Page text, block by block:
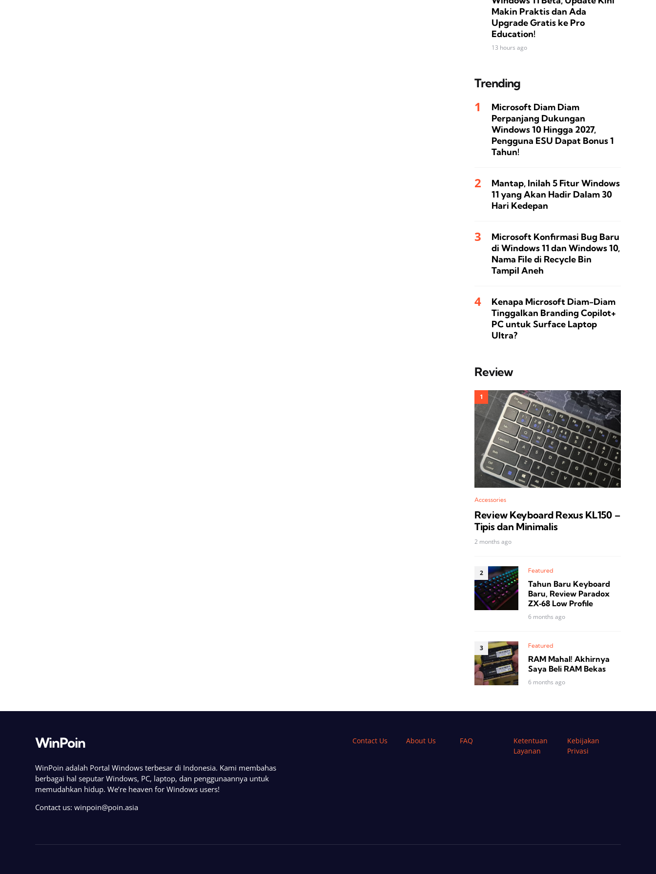
Makin Praktis dan Ada
Upgrade Gratis ke Pro
Education!
13 hours ago
Trending
Microsoft Diam Diam
Perpanjang Dukungan
Windows 10 Hingga 2027,
Pengguna ESU Dapat Bonus 1
Tahun!
Mantap, Inilah 5 Fitur Windows
11 yang Akan Hadir Dalam 30
Hari Kedepan
Microsoft Konfirmasi Bug Baru
di Windows 11 dan Windows 10,
Nama File di Recycle Bin
Tampil Aneh
Kenapa Microsoft Diam-Diam
Tinggalkan Branding Copilot+
PC untuk Surface Laptop
Ultra?
Review
Accessories
Review Keyboard Rexus KL150 –
Tipis dan Minimalis
2 months ago
Featured
Tahun Baru Keyboard
Baru, Review Paradox
ZX‑68 Low Profile
6 months ago
Featured
RAM Mahal! Akhirnya
Saya Beli RAM Bekas
6 months ago
WinPoin
WinPoin adalah Portal Windows terbesar di Indonesia. Kami membahas
berbagai hal seputar Windows, PC, laptop, dan penggunaannya untuk
memudahkan hidup. We’re heaven for Windows users!
Contact us: winpoin@poin.asia
Contact Us About Us FAQ
Ketentuan
Layanan
Kebijakan
Privasi